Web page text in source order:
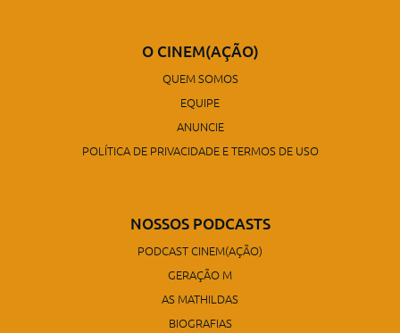
O CINEM(AÇÃO)
QUEM SOMOS
EQUIPE
ANUNCIE
POLÍTICA DE PRIVACIDADE E TERMOS DE USO
NOSSOS PODCASTS
PODCAST CINEM(AÇÃO)
GERAÇÃO M
AS MATHILDAS
BIOGRAFIAS